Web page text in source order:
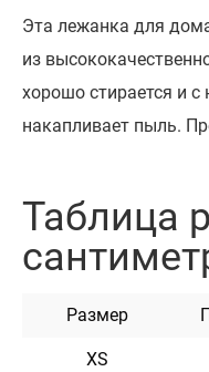
Эта лежанка для
из
хорошо стирается и с
накапливает пыль.
отлично смотреться
для котов и
закрепить адресник,
награвировать
Таблица
Размер
ХS